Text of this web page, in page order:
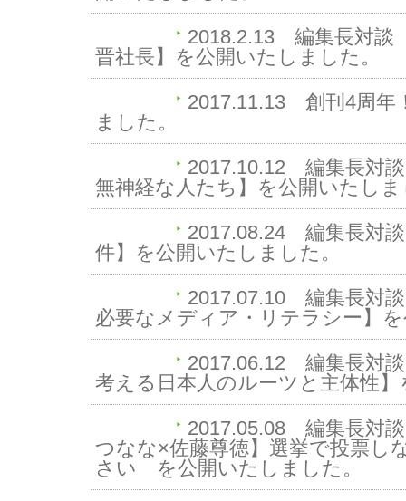
2018.2.13 編集長対談
晋社長】を公開いたしました。
2017.11.13 創刊4周
ました。
2017.10.12 編集長対
無神経な人たち】を公開いたし
2017.08.24 編集長対
件】を公開いたしました。
2017.07.10 編集長対
必要なメディア・リテラシー】
2017.06.12 編集長対
考える日本人のルーツと主体性
2017.05.08 編集長対
つなな×佐藤尊徳】選挙で投票し
さい を公開いたしました。